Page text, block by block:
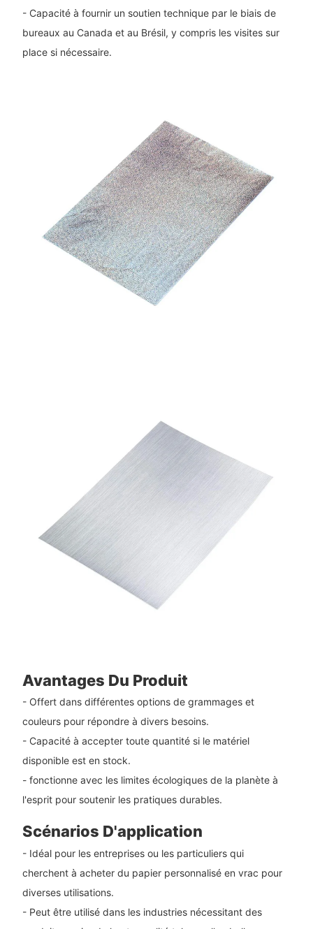
- Capacité à fournir un soutien technique par le biais de
bureaux au Canada et au Brésil, y compris les visites sur
place si nécessaire.
Avantages Du Produit
- Offert dans différentes options de grammages et
couleurs pour répondre à divers besoins.
- Capacité à accepter toute quantité si le matériel
disponible est en stock.
- fonctionne avec les limites écologiques de la planète à
l'esprit pour soutenir les pratiques durables.
Scénarios D'application
- Idéal pour les entreprises ou les particuliers qui
cherchent à acheter du papier personnalisé en vrac pour
diverses utilisations.
- Peut être utilisé dans les industries nécessitant des